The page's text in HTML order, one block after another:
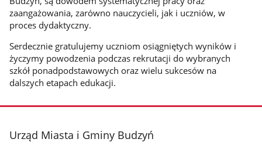
zaangażowania, zarówno nauczycieli, jak i uczniów, w
proces dydaktyczny.
Serdecznie gratulujemy uczniom osiągniętych wyników i
życzymy powodzenia podczas rekrutacji do wybranych
szkół ponadpodstawowych oraz wielu sukcesów na
dalszych etapach edukacji.
stopka
Urząd Miasta i Gminy Budzyń